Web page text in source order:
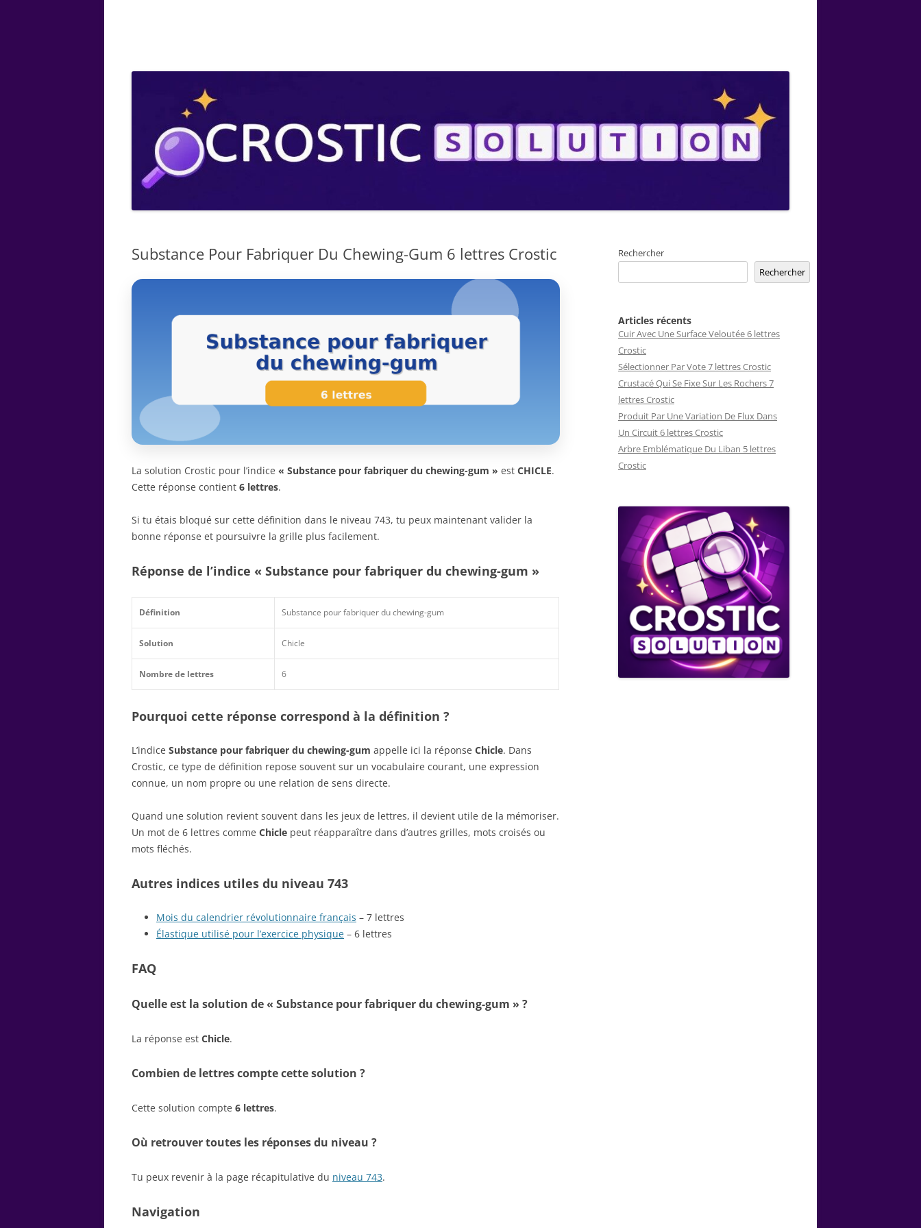
Substance Pour Fabriquer Du Chewing-Gum 6 lettres Crostic
La solution Crostic pour l’indice « Substance pour fabriquer du chewing-gum » est CHICLE.
Cette réponse contient 6 lettres.
Si tu étais bloqué sur cette définition dans le niveau 743, tu peux maintenant valider la
bonne réponse et poursuivre la grille plus facilement.
Réponse de l’indice « Substance pour fabriquer du chewing-gum »
Définition Substance pour fabriquer du chewing-gum
Solution Chicle
Nombre de lettres 6
Pourquoi cette réponse correspond à la définition ?
L’indice Substance pour fabriquer du chewing-gum appelle ici la réponse Chicle. Dans
Crostic, ce type de définition repose souvent sur un vocabulaire courant, une expression
connue, un nom propre ou une relation de sens directe.
Quand une solution revient souvent dans les jeux de lettres, il devient utile de la mémoriser.
Un mot de 6 lettres comme Chicle peut réapparaître dans d’autres grilles, mots croisés ou
mots fléchés.
Autres indices utiles du niveau 743
Mois du calendrier révolutionnaire français – 7 lettres
Élastique utilisé pour l’exercice physique – 6 lettres
FAQ
Quelle est la solution de « Substance pour fabriquer du chewing-gum » ?
La réponse est Chicle.
Combien de lettres compte cette solution ?
Cette solution compte 6 lettres.
Où retrouver toutes les réponses du niveau ?
Tu peux revenir à la page récapitulative du niveau 743.
Navigation
Rechercher
Rechercher
Articles récents
Cuir Avec Une Surface Veloutée 6 lettres
Crostic
Sélectionner Par Vote 7 lettres Crostic
Crustacé Qui Se Fixe Sur Les Rochers 7
lettres Crostic
Produit Par Une Variation De Flux Dans
Un Circuit 6 lettres Crostic
Arbre Emblématique Du Liban 5 lettres
Crostic